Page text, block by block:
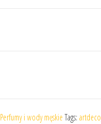
Perfumy i wody męskie Tags: artdeco